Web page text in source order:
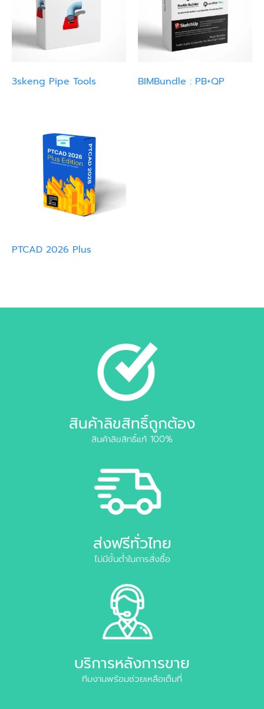
3skeng Pipe Tools BIMBundle : PB+QP
PTCAD 2026 Plus
สินค้าลิขสิทธิ์ถูกต้อง
สินค้าลิขสิทธิ์แท้ 100%
ส่งฟรีทั่วไทย
ไม่มีขั้นต่ำในการสั่งซื้อ
บริการหลังการขาย
ทีมงานพร้อมช่วยเหลือเต็มที่